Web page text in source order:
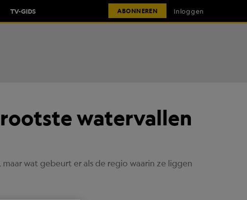
TV-GIDS ABONNEREN Inloggen
watervallen
wat gebeurt er als de regio waarin ze liggen